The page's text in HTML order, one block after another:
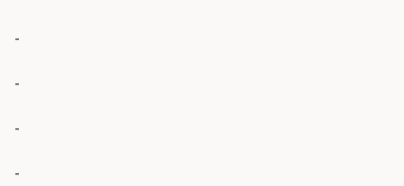
-
-
-
-